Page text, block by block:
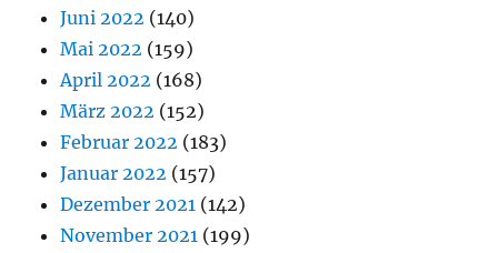
Juni 2022 (140)
Mai 2022 (159)
April 2022 (168)
März 2022 (152)
Februar 2022 (183)
Januar 2022 (157)
Dezember 2021 (142)
November 2021 (199)